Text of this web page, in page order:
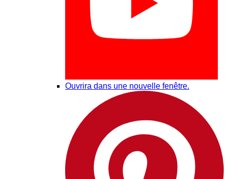
Ouvrira dans une nouvelle fenêtre.